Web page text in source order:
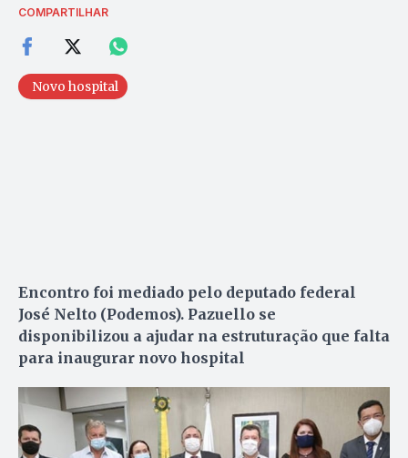
COMPARTILHAR
Novo hospital
Encontro foi mediado pelo deputado federal
José Nelto (Podemos). Pazuello se
disponibilizou a ajudar na estruturação que falta
para inaugurar novo hospital